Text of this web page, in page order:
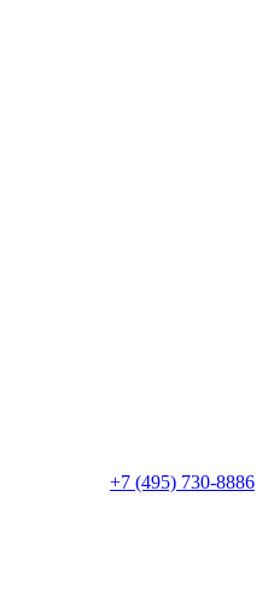
+7 (495) 730-8886